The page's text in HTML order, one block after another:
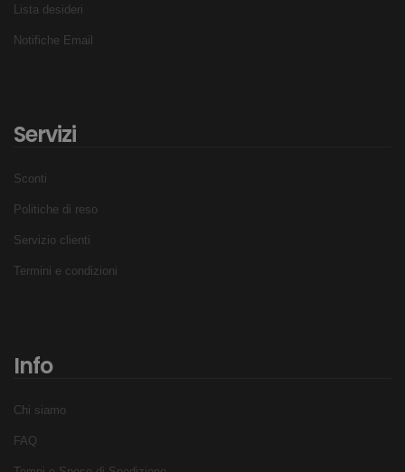
Lista desideri
Notifiche Email
Servizi
Sconti
Politiche di reso
Servizio clienti
Termini e condizioni
Info
Chi siamo
FAQ